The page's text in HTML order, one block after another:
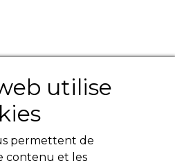
utilise
permettent de
contenu et les